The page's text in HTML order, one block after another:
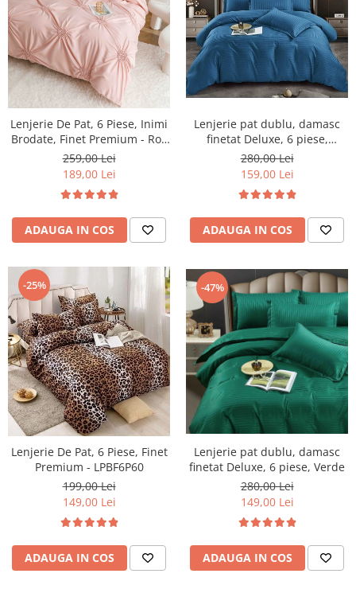
Lenjerie De Pat, 6 Piese, Inimi
Brodate, Finet Premium - Roz
Pudra
259,00 Lei
189,00 Lei
ADAUGA IN COS
Lenjerie pat dublu, damasc
finetat Deluxe, 6 piese,
cearceaf pat cu elastic,
Albastru
280,00 Lei
159,00 Lei
ADAUGA IN COS
-25%
Lenjerie De Pat, 6 Piese, Finet
Premium - LPBF6P60
199,00 Lei
149,00 Lei
ADAUGA IN COS
-47%
Lenjerie pat dublu, damasc
finetat Deluxe, 6 piese, Verde
280,00 Lei
149,00 Lei
ADAUGA IN COS